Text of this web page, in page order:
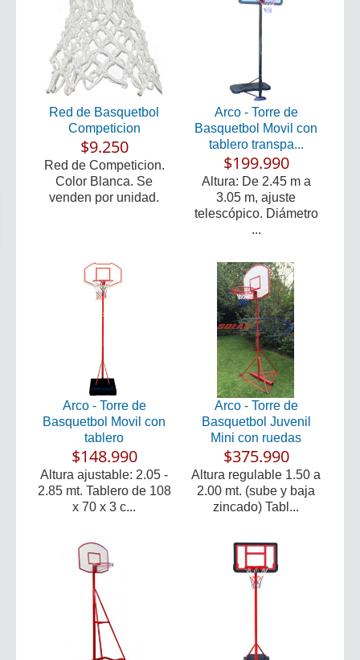
Red de Basquetbol
Competicion
$9.250
Red de Competicion.
Color Blanca. Se
venden por unidad.
Arco - Torre de
Basquetbol Movil con
tablero transpa...
$199.990
Altura: De 2.45 m a
3.05 m, ajuste
telescópico. Diámetro
...
Arco - Torre de
Basquetbol Movil con
tablero
$148.990
Altura ajustable: 2.05 -
2.85 mt. Tablero de 108
x 70 x 3 c...
Arco - Torre de
Basquetbol Juvenil
Mini con ruedas
$375.990
Altura regulable 1.50 a
2.00 mt. (sube y baja
zincado) Tabl...